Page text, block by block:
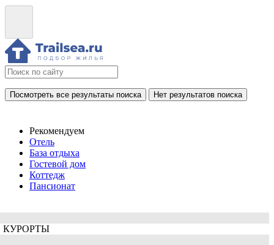
Посмотреть все результаты поиска Нет результатов поиска
Рекомендуем
Отель
База отдыха
Гостевой дом
Коттедж
Пансионат
КУРОРТЫ